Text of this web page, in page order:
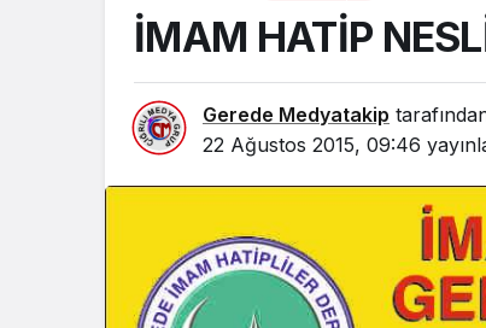
İMAM HATİP
Gerede Medyatakip
22 Ağustos 2015, 09:46